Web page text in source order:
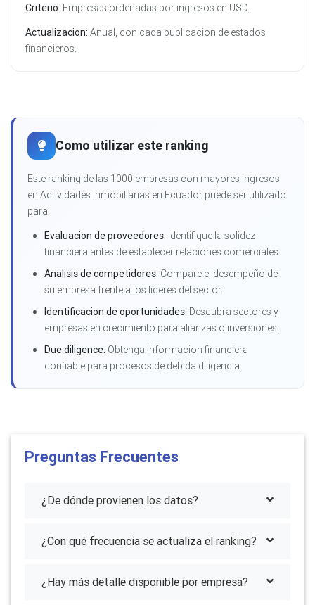
Criterio: Empresas ordenadas por ingresos en USD.
Actualizacion: Anual, con cada publicacion de estados
financieros.
Como utilizar este ranking
Este ranking de las 1000 empresas con mayores ingresos
en Actividades Inmobiliarias en Ecuador puede ser utilizado
para:
Evaluacion de proveedores: Identifique la solidez
financiera antes de establecer relaciones comerciales.
Analisis de competidores: Compare el desempeño de
su empresa frente a los lideres del sector.
Identificacion de oportunidades: Descubra sectores y
empresas en crecimiento para alianzas o inversiones.
Due diligence: Obtenga informacion financiera
confiable para procesos de debida diligencia.
Preguntas Frecuentes
¿De dónde provienen los datos?
¿Con qué frecuencia se actualiza el ranking?
¿Hay más detalle disponible por empresa?